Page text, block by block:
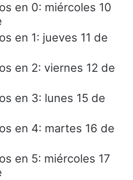
en 0: miércoles 10
en 1: jueves 11 de
en 2: viernes 12 de
en 3: lunes 15 de
en 4: martes 16 de
en 5: miércoles 17